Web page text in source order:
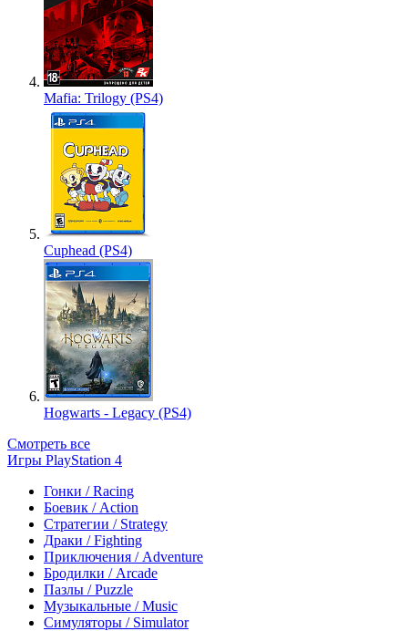
Mafia: Trilogy (PS4)
Cuphead (PS4)
Hogwarts - Legacy (PS4)
Смотреть все
Игры PlayStation 4
Гонки / Racing
Боевик / Action
Стратегии / Strategy
Драки / Fighting
Приключения / Adventure
Бродилки / Arcade
Пазлы / Puzzle
Музыкальные / Music
Симуляторы / Simulator